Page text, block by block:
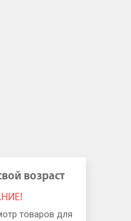
возраст
товаров для